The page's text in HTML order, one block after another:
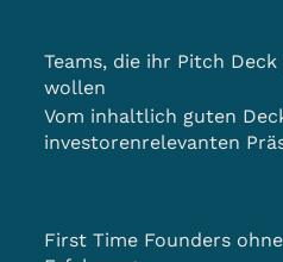
Teams, die ihr Pitch
wollen
Vom inhaltlich guten
investorenrelevanten
First Time Founders